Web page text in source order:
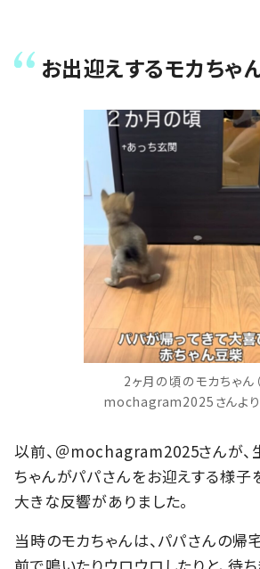
お出迎えするモカちゃ
2ヶ月の頃のモカちゃん
mochagram2025さんより
以前、＠mochagram2025さんが、
ちゃんがパパさんをお迎えする様子
大きな反響がありました。
当時のモカちゃんは、パパさんの帰